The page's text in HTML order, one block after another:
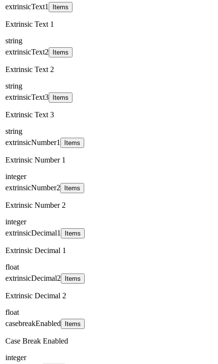
extrinsicText1
Items
Extrinsic Text 1
string
extrinsicText2
Items
Extrinsic Text 2
string
extrinsicText3
Items
Extrinsic Text 3
string
extrinsicNumber1
Items
Extrinsic Number 1
integer
extrinsicNumber2
Items
Extrinsic Number 2
integer
extrinsicDecimal1
Items
Extrinsic Decimal 1
float
extrinsicDecimal2
Items
Extrinsic Decimal 2
float
casebreakEnabled
Items
Case Break Enabled
integer